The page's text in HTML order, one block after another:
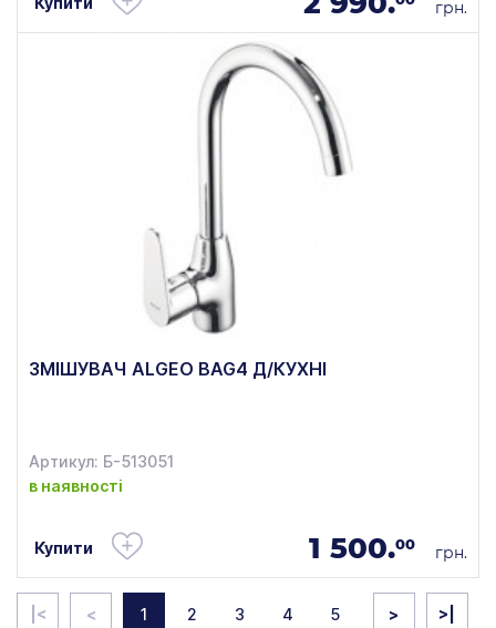
грн.
ЗМІШУВАЧ ALGEO BAG4 Д/КУХНІ
Артикул: Б-513051
в наявності
Купити 1 500.00 грн.
|< < 1 2 3 4 5 > >|